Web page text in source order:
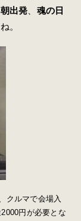
出発
魂の日
。
クルマで会場入
円が必要とな